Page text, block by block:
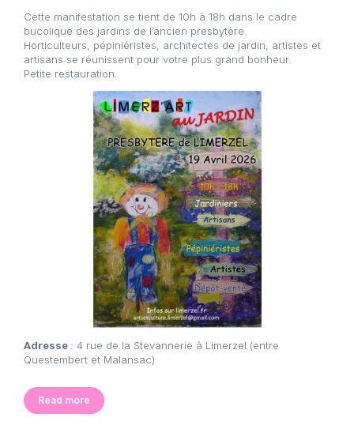
Cette manifestation se tient de 10h à 18h dans le cadre
bucolique des jardins de l’ancien presbytère.
Horticulteurs, pépiniéristes, architectes de jardin, artistes et
artisans se réunissent pour votre plus grand bonheur.
Petite restauration.
Adresse : 4 rue de la Stevannerie à Limerzel (entre
Questembert et Malansac)
Read more